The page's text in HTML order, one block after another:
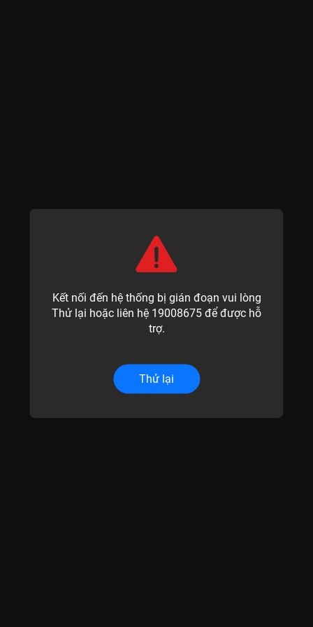
Kết nối đến hệ thống bị gián đoạn vui lòng
Thử lại hoặc liên hệ 19008675 để được hỗ
trợ.
Thử lại